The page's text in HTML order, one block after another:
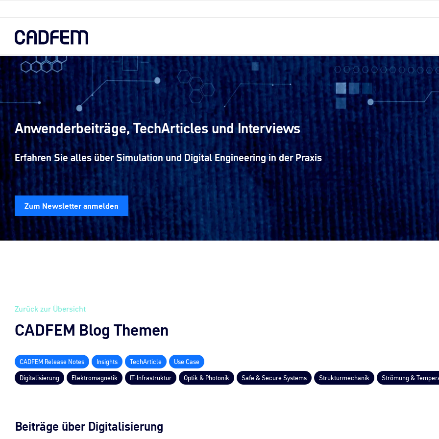
content.
Anwenderbeiträge, TechArticles und Interviews
Erfahren Sie alles über Simulation und Digital Engineering in der Praxis
Zum Newsletter anmelden
Zurück zur Übersicht
CADFEM Blog Themen
CADFEM Release Notes Insights TechArticle
Use Case
Digitalisierung
Elektromagnetik IT-Infrastruktur Optik & Photonik Safe & Secure Systems Strukturmechanik Strömung &
Beiträge über Digitalisierung